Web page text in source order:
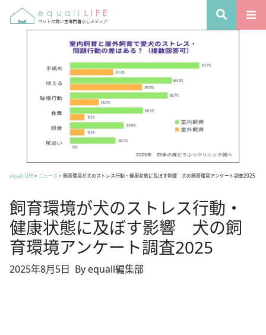
equall LIFE> ニュース > 飼育環境が犬のストレス行動・健康状態に及ぼす影響 犬の飼育環境アンケート調査2025
飼育環境が犬のストレス行動・
健康状態に及ぼす影響 犬の飼
育環境アンケート調査2025
2025年8月5日 By equall編集部